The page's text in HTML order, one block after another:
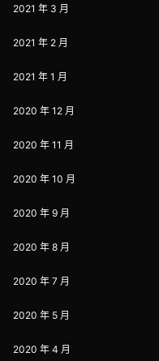
2021 年 3 月
2021 年 2 月
2021 年 1 月
2020 年 12 月
2020 年 11 月
2020 年 10 月
2020 年 9 月
2020 年 8 月
2020 年 7 月
2020 年 5 月
2020 年 4 月